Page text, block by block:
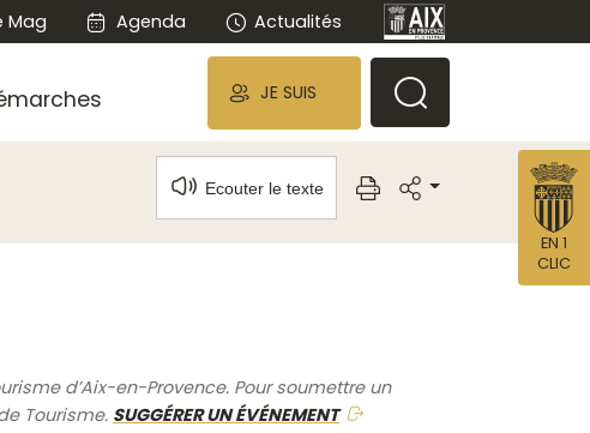
Mag Agenda Actualités
JE SUIS
Ecouter le texte
d’Aix-en-Provence. Pour soumettre un
Tourisme. SUGGÉRER UN ÉVÉNEMENT
EN 1
CLIC